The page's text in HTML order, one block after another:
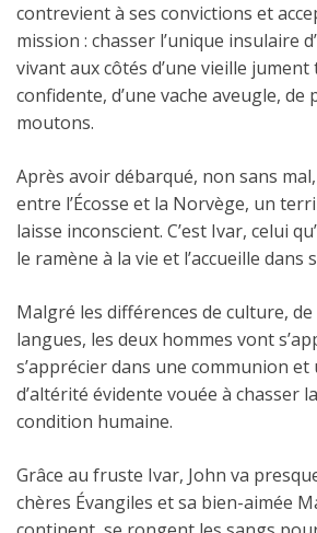
contrevient à ses convictions et
mission : chasser l’unique insulaire
vivant aux côtés d’une vieille
confidente, d’une vache aveugle, de
moutons.
Après avoir débarqué, non sans
entre l’Écosse et la Norvège, un
laisse inconscient. C’est Ivar, celui
le ramène à la vie et l’accueille dans
Malgré les différences de culture, de
langues, les deux hommes vont
s’apprécier dans une communion
d’altérité évidente vouée à chasser
condition humaine.
Grâce au fruste Ivar, John va
chères Évangiles et sa bien-aimée